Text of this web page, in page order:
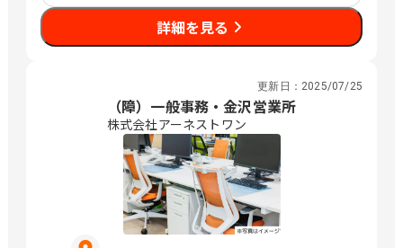
詳細を見る
更新日： 2025/07/25
（障）一般事務・金沢営業所
株式会社アーネストワン